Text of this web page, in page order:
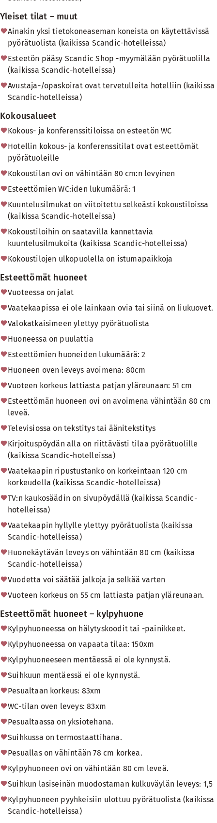
Yleiset tilat – muut
Ainakin yksi tietokoneaseman koneista on käytettävissä
pyörätuolista (kaikissa Scandic-hotelleissa)
Esteetön pääsy Scandic Shop -myymälään pyörätuolilla
(kaikissa Scandic-hotelleissa)
Avustaja-/opaskoirat ovat tervetulleita hotelliin (kaikissa
Scandic-hotelleissa)
Kokousalueet
Kokous- ja konferenssitiloissa on esteetön WC
Hotellin kokous- ja konferenssitilat ovat esteettömät
pyörätuoleille
Kokoustilan ovi on vähintään 80 cm:n levyinen
Esteettömien WC:iden lukumäärä: 1
Kuuntelusilmukat on viitoitettu selkeästi kokoustiloissa
(kaikissa Scandic-hotelleissa)
Kokoustiloihin on saatavilla kannettavia
kuuntelusilmukoita (kaikissa Scandic-hotelleissa)
Kokoustilojen ulkopuolella on istumapaikkoja
Esteettömät huoneet
Vuoteessa on jalat
Vaatekaapissa ei ole lainkaan ovia tai siinä on liukuovet.
Valokatkaisimeen ylettyy pyörätuolista
Huoneessa on puulattia
Esteettömien huoneiden lukumäärä: 2
Huoneen oven leveys avoimena: 80cm
Vuoteen korkeus lattiasta patjan yläreunaan: 51 cm
Esteettömän huoneen ovi on avoimena vähintään 80 cm
leveä.
Televisiossa on tekstitys tai äänitekstitys
Kirjoituspöydän alla on riittävästi tilaa pyörätuolille
(kaikissa Scandic-hotelleissa)
Vaatekaapin ripustustanko on korkeintaan 120 cm
korkeudella (kaikissa Scandic-hotelleissa)
TV:n kaukosäädin on sivupöydällä (kaikissa Scandic-
hotelleissa)
Vaatekaapin hyllylle ylettyy pyörätuolista (kaikissa
Scandic-hotelleissa)
Huonekäytävän leveys on vähintään 80 cm (kaikissa
Scandic-hotelleissa)
Vuodetta voi säätää jalkoja ja selkää varten
Vuoteen korkeus on 55 cm lattiasta patjan yläreunaan.
Esteettömät huoneet – kylpyhuone
Kylpyhuoneessa on hälytyskoodit tai -painikkeet.
Kylpyhuoneessa on vapaata tilaa: 150xm
Kylpyhuoneeseen mentäessä ei ole kynnystä.
Suihkuun mentäessä ei ole kynnystä.
Pesualtaan korkeus: 83xm
WC-tilan oven leveys: 83xm
Pesualtaassa on yksiotehana.
Suihkussa on termostaattihana.
Pesuallas on vähintään 78 cm korkea.
Kylpyhuoneen ovi on vähintään 80 cm leveä.
Suihkun lasiseinän muodostaman kulkuväylän leveys: 1,5
Kylpyhuoneen pyyhkeisiin ulottuu pyörätuolista (kaikissa
Scandic-hotelleissa)